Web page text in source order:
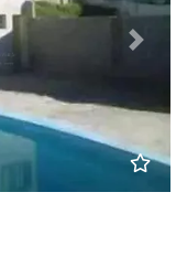
Next